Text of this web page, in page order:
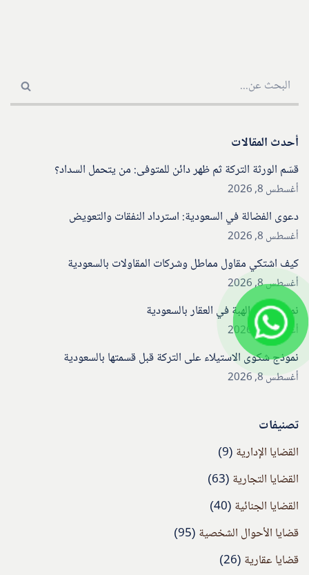
أحدث المقالات
قسّم الورثة التركة ثم ظهر دائن للمتوفى: من يتحمل السداد؟
أغسطس 8, 2026
دعوى الفضالة في السعودية: استرداد النفقات والتعويض
أغسطس 8, 2026
كيف اشتكي مقاول مماطل وشركات المقاولات بالسعودية
أغسطس 8, 2026
نموذج عقد الهبة في العقار بالسعودية
أغسطس 8, 2026
نموذج شكوى الاستيلاء على التركة قبل قسمتها بالسعودية
أغسطس 8, 2026
تصنيفات
القضايا الإدارية (9)
القضايا التجارية (63)
القضايا الجنائية (40)
قضايا الأحوال الشخصية (95)
قضايا عقارية (26)